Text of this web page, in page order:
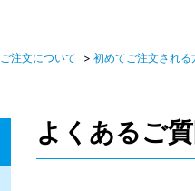
ご注文について > 初めてご注文される
よくあるご